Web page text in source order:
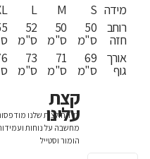
L
52
ס"מ
73
ס"מ
M
50
ס"מ
71
ס"מ
S
50
ס"מ
69
ס"מ
מידה
רוחב
חזה
אורך
גוף
כל החולצות שלנו
מחשבה על נוחות
הומור וסטייל
קצת
עלינו